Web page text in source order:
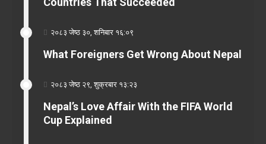
२०८३ जेष्ठ ३०, शनिबार १६:०९
What Foreigners Get Wrong About Nepal
२०८३ जेष्ठ २९, शुक्रबार १३:२३
Nepal’s Love Affair With the FIFA World
Cup Explained